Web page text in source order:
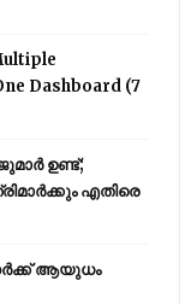
Dashboard (7
ഉണ്ട്;
എതിരെ
ആയുധം